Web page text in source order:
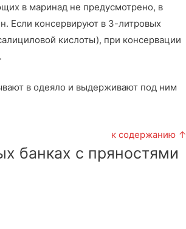
в маринад не предусмотрено, в
Если консервируют в 3-литровых
кислоты), при консервации
в одеяло и выдерживают под ним
к содержанию ↑
банках с пряностями